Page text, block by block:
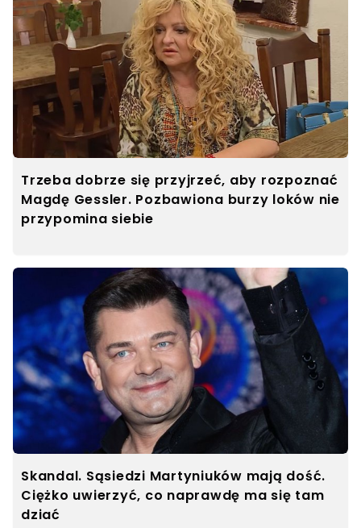
Trzeba dobrze się przyjrzeć, aby rozpoznać
Magdę Gessler. Pozbawiona burzy loków nie
przypomina siebie
Skandal. Sąsiedzi Martyniuków mają dość.
Ciężko uwierzyć, co naprawdę ma się tam
dziać